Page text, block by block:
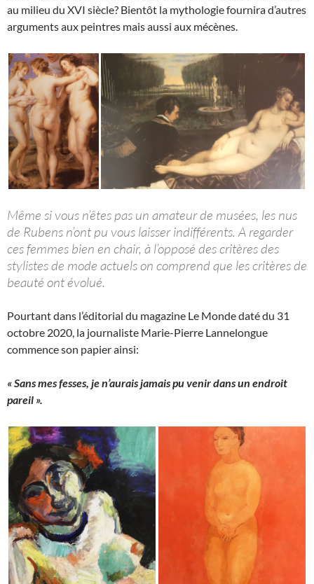
au milieu du XVI siècle? Bientôt la mythologie fournira d’autres
arguments aux peintres mais aussi aux mécènes.
Même si vous n’êtes pas un amateur de musées, les nus
de Rubens n’ont pu vous laisser indifférents. A regarder
ces femmes bien en chair, à l’opposé des critères des
stylistes de mode actuels on comprend que les critères de
beauté ont évolué.
Pourtant dans l’éditorial du magazine Le Monde daté du 31
octobre 2020, la journaliste Marie-Pierre Lannelongue
commence son papier ainsi:
« Sans mes fesses, je n’aurais jamais pu venir dans un endroit
pareil ».